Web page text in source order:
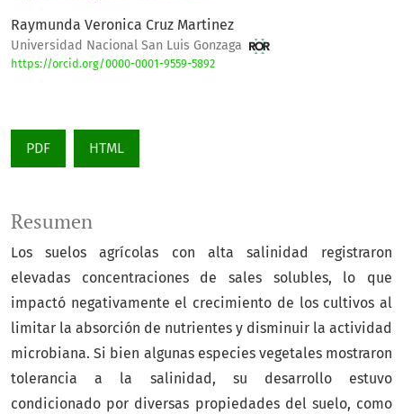
Raymunda Veronica Cruz Martinez
Universidad Nacional San Luis Gonzaga
https://orcid.org/0000-0001-9559-5892
PDF HTML
Resumen
Los suelos agrícolas con alta salinidad registraron
elevadas concentraciones de sales solubles, lo que
impactó negativamente el crecimiento de los cultivos al
limitar la absorción de nutrientes y disminuir la actividad
microbiana. Si bien algunas especies vegetales mostraron
tolerancia a la salinidad, su desarrollo estuvo
condicionado por diversas propiedades del suelo, como